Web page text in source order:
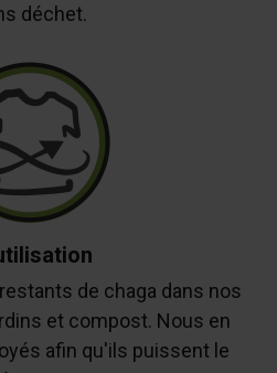
déchet.
de chaga dans nos
et compost. Nous en
afin qu'ils puissent le